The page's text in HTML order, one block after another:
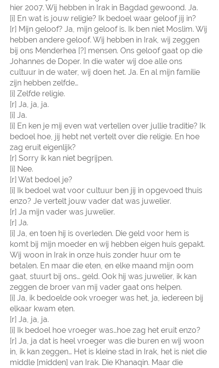
hier 2007. Wij hebben in Irak in Bagdad gewoond. Ja.
[i] En wat is jouw religie? Ik bedoel waar geloof jij in?
[r] Mijn geloof? Ja, mijn geloof is. Ik ben niet Moslim. Wij
hebben andere geloof. Wij hebben in Irak, wij zeggen
bij ons Menderhea [?] mensen. Ons geloof gaat op die
Johannes de Doper. In die water wij doe alle ons
cultuur in de water, wij doen het. Ja. En al mijn familie
zijn hebben zelfde…
[i] Zelfde religie.
[r] Ja, ja, ja.
[i] Ja.
[i] En ken je mij even wat vertellen over jullie traditie? Ik
bedoel hoe, jij hebt net vertelt over die religie. En hoe
zag eruit eigenlijk?
[r] Sorry ik kan niet begrijpen.
[i] Nee.
[r] Wat bedoel je?
[i] Ik bedoel wat voor cultuur ben jij in opgevoed thuis
enzo? Je vertelt jouw vader dat was juwelier.
[r] Ja mijn vader was juwelier.
[r] Ja.
[i] Ja, en toen hij is overleden. Die geld voor hem is
komt bij mijn moeder en wij hebben eigen huis gepakt.
Wij woon in Irak in onze huis zonder huur om te
betalen. En maar die eten, en elke maand mijn oom
gaat, stuurt bij ons… geld. Ook hij was juwelier, ik kan
zeggen de broer van mij vader gaat ons helpen.
[i] Ja, ik bedoelde ook vroeger was het, ja, iedereen bij
elkaar kwam eten.
[r] Ja, ja, ja.
[i] Ik bedoel hoe vroeger was…hoe zag het eruit enzo?
[r] Ja, ja dat is heel vroeger was die buren en wij woon
in, ik kan zeggen… Het is kleine stad in Irak, het is niet die
middle [midden] van Irak. Die Khanaqin. Maar die